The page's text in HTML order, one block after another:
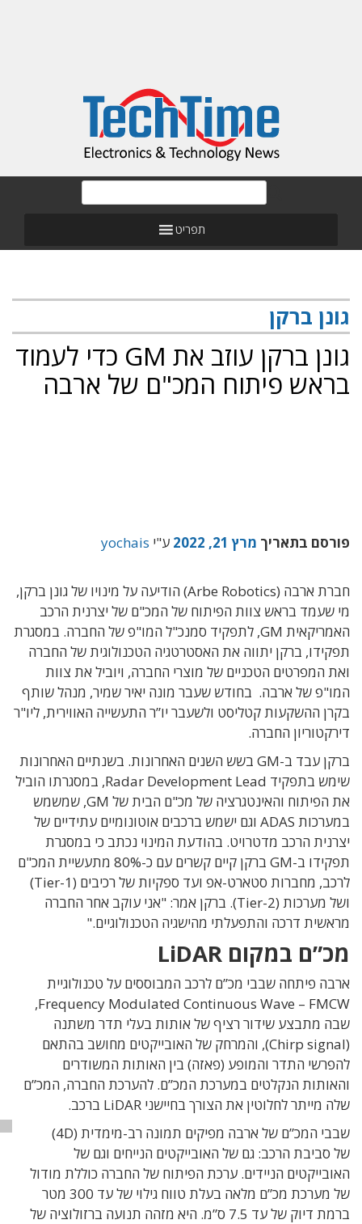
תפריט
גונן ברקן
גונן ברקן עוזב את GM כדי לעמוד
בראש פיתוח המכ"ם של ארבה
פורסם בתאריך מרץ 21, 2022 ע"י yochais
חברת ארבה (Arbe Robotics) הודיעה על מינויו של גונן ברקן,
מי שעמד בראש צוות הפיתוח של המכ"ם של יצרנית הרכב
האמריקאית GM, לתפקיד סמנכ"ל המו"פ של החברה. במסגרת
תפקידו, ברקן יתווה את האסטרטגיה הטכנולוגית של החברה
ואת המפרטים הטכניים של מוצרי החברה, ויוביל את צוות
המו"פ של ארבה. בחודש שעבר מונה יאיר שמיר, מנהל שותף
בקרן ההשקעות קטליסט ולשעבר יו”ר התעשייה האווירית, ליו"ר
דירקטוריון החברה.
ברקן עבד ב-GM בשש השנים האחרונות. בשנתיים האחרונות
שימש בתפקיד Radar Development Lead, במסגרתו הוביל
את הפיתוח והאינטגרציה של מכ"ם הבית של GM, שמשמש
במערכות ADAS וגם ישמש ברכבים אוטונומיים עתידיים של
יצרנית הרכב מדטרויט. בהודעת המינוי נכתב כי במסגרת
תפקידו ב-GM ברקן קיים קשרים עם כ-80% מתעשיית המכ"ם
לרכב, מחברות סטארט-אפ ועד ספקיות של רכיבים (Tier-1)
ושל מערכות (Tier-2). ברקן אמר: "אני עוקב אחר החברה
מראשית דרכה והתפעלתי מהישגיה הטכנולוגיים."
מכ”ם במקום LiDAR
ארבה פיתחה שבבי מכ”ם לרכב המבוססים על טכנולוגיית
Frequency Modulated Continuous Wave – FMCW,
שבה מתבצע שידור רציף של אותות בעלי תדר משתנה
(Chirp signal), והמרחק של האובייקטים מחושב בהתאם
להפרשי התדר והמופע (פאזה) בין האותות המשודרים
והאותות הנקלטים במערכת המכ”ם. להערכת החברה, המכ”ם
שלה מייתר לחלוטין את הצורך בחיישני LiDAR ברכב.
שבבי המכ”ם של ארבה מפיקים תמונה רב-מימדית (4D)
של סביבת הרכב: גם של האובייקטים הנייחים וגם של
האובייקטים הניידים. ערכת הפיתוח של החברה כוללת מודול
של מערכת מכ”ם מלאה בעלת טווח גילוי של עד 300 מטר
ברמת דיוק של עד 7.5 ס”מ. היא מזהה תנועה ברזולוציה של